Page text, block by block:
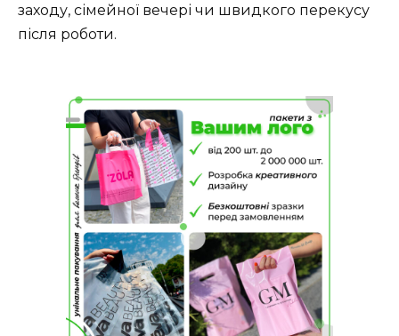
заходу, сімейної вечері чи швидкого перекусу
після роботи.